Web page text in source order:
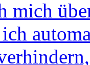
mich